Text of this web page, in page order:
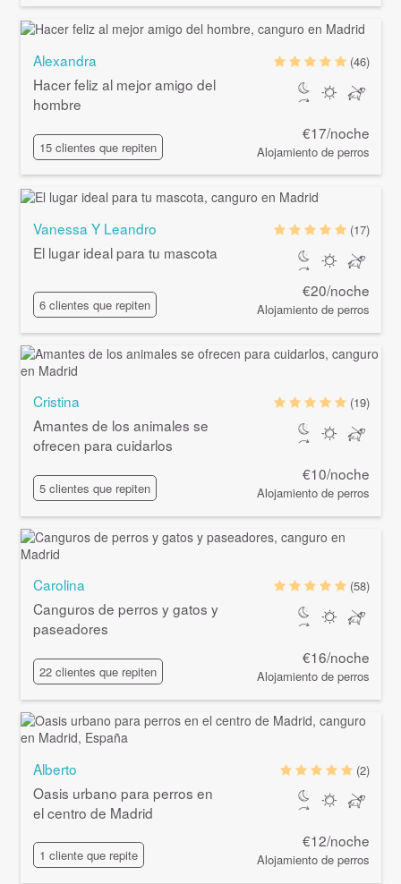
Alexandra
Hacer feliz al mejor amigo del
hombre
15 clientes que repiten
(46)
€17/noche
Alojamiento de perros
Vanessa Y Leandro
El lugar ideal para tu mascota
6 clientes que repiten
(17)
€20/noche
Alojamiento de perros
Cristina
Amantes de los animales se
ofrecen para cuidarlos
5 clientes que repiten
(19)
€10/noche
Alojamiento de perros
Carolina
Canguros de perros y gatos y
paseadores
22 clientes que repiten
(58)
€16/noche
Alojamiento de perros
Alberto
Oasis urbano para perros en
el centro de Madrid
1 cliente que repite
(2)
€12/noche
Alojamiento de perros